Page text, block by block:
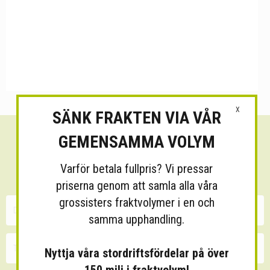
Sänk dina fraktkostnader!
30 minuters kostnadsfri konsultation
X
SÄNK FRAKTEN VIA VÅR
GEMENSAMMA VOLYM
Varför betala fullpris? Vi pressar
priserna genom att samla alla våra
grossisters fraktvolymer i en och
samma upphandling.
Nyttja våra stordriftsfördelar på över